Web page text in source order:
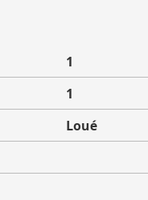
1
1
Loué